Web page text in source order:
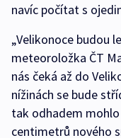
navíc počítat s
„Velikonoce budou
meteoroložka ČT
nás čeká až do
nížinách se bude
tak odhadem
centimetrů nového